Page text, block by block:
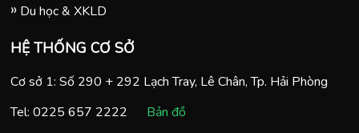
Du học & XKLD
HỆ THỐNG CƠ SỞ
Cơ sở 1: Số 290 + 292 Lạch Tray, Lê Chân, Tp. Hải Phòng
Tel: 0225 657 2222
Bản đồ